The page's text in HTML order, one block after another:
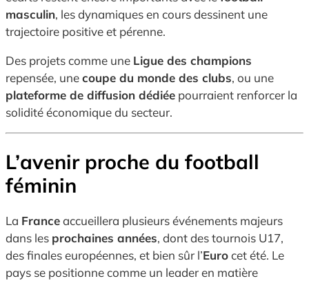
masculin, les dynamiques en cours dessinent une
trajectoire positive et pérenne.
Des projets comme une Ligue des champions
repensée, unecoupe du monde des clubs, ou une
plateforme de diffusion dédiée pourraient renforcer la
solidité économique du secteur.
L’avenir proche du football
féminin
La Franceaccueillera plusieurs événements majeurs
dans les prochaines années, dont des tournois U17,
des finales européennes, et bien sûr l’Eurocet été. Le
pays se positionne comme un leader en matière